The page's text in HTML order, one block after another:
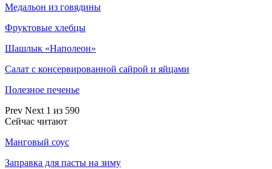
Медальон из говядины
Фруктовые хлебцы
Шашлык «Наполеон»
Салат с консервированной сайрой и яйцами
Полезное печенье
Prev Next 1 из 590
Сейчас читают
Манговый соус
Заправка для пасты на зиму